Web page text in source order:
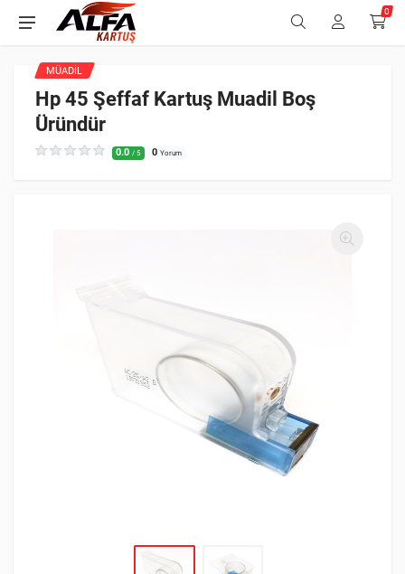
0
Hp 45 Şeffaf Kartuş Muadil Boş
Üründür
0.0/ 5 0 Yorum
MÜADIL